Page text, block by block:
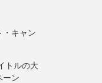
・キャン
トルの大
ーン